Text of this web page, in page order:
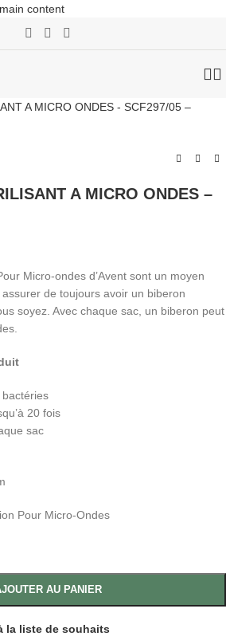
content
A MICRO ONDES –
Micro-ondes d’Avent sont un moyen
de toujours avoir un biberon
soyez. Avec chaque sac, un biberon peut
20 fois
sac
Pour Micro-Ondes
AU PANIER
la liste de souhaits